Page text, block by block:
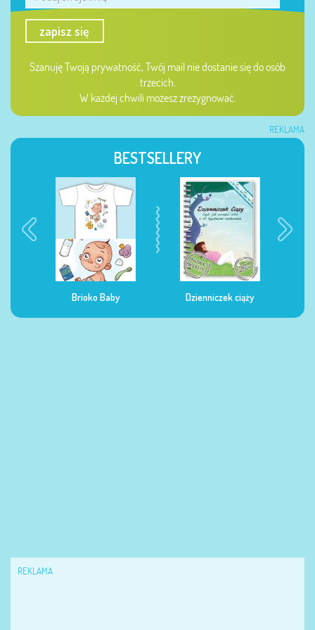
zapisz się
Szanuję Twoją prywatność, Twój mail nie dostanie się do osób
trzecich.
W każdej chwili możesz zrezygnować.
REKLAMA
BESTSELLERY
Dzienniczek ciąży Dzienniczek żywienia
REKLAMA